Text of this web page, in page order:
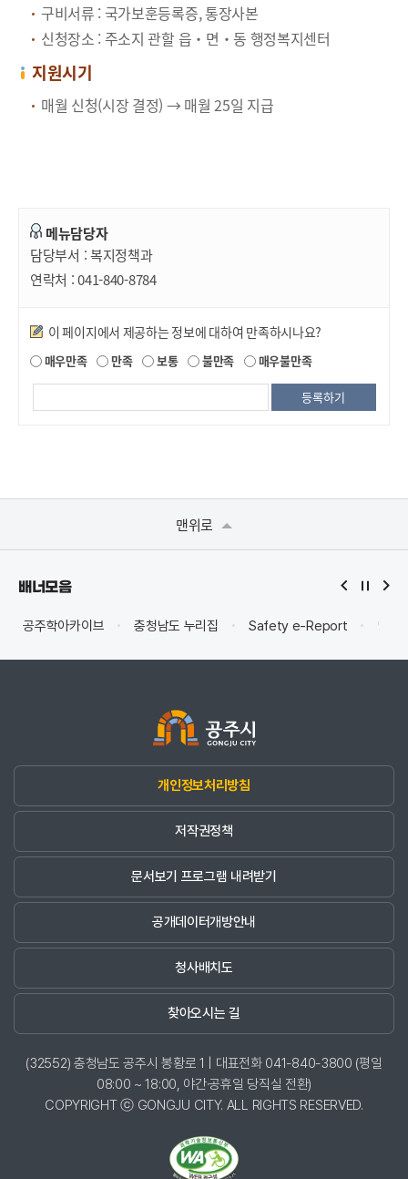
구비서류 : 국가보훈등록증, 통장사본
신청장소 : 주소지 관할 읍・면・동 행정복지센터
지원시기
매월 신청(시장 결정) → 매월 25일 지급
메뉴담당자
담당부서 :복지정책과
연락처 :041-840-8784
만족도조사
이 페이지에서 제공하는 정보에 대하여 만족하시나요?
매우만족 만족 보통 불만족 매우불만족
맨위로
배너모음
공주학아카이브 충청남도 누리집 Safety e-Report 안전
개인정보처리방침
저작권정책
문서보기 프로그램 내려받기
공개데이터개방안내
청사배치도
찾아오시는 길
(32552) 충청남도 공주시 봉황로 1 | 대표전화 041-840-3800 (평일
08:00 ~ 18:00, 야간·공휴일 당직실 전환)
COPYRIGHT ⓒ GONGJU CITY. ALL RIGHTS RESERVED.